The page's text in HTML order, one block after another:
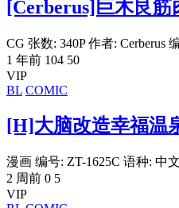
[Cerberus]巨木艮筋
CG 张数: 340P 作者: Cerberus
1 年前 104 50
VIP
BL COMIC
[H]大脑改造幸福温
漫画 编号: ZT-1625C 语种: 中
2 周前 0 5
VIP